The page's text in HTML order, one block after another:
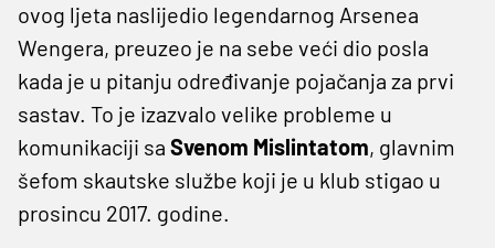
ovog ljeta naslijedio legendarnog Arsenea
Wengera, preuzeo je na sebe veći dio posla
kada je u pitanju određivanje pojačanja za prvi
sastav. To je izazvalo velike probleme u
komunikaciji sa Svenom Mislintatom, glavnim
šefom skautske službe koji je u klub stigao u
prosincu 2017. godine.